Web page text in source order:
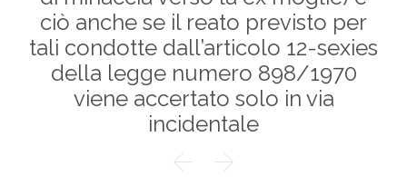
ciò anche se il reato previsto per
tali condotte dall’articolo 12-sexies
della legge numero 898/1970
viene accertato solo in via
incidentale
 